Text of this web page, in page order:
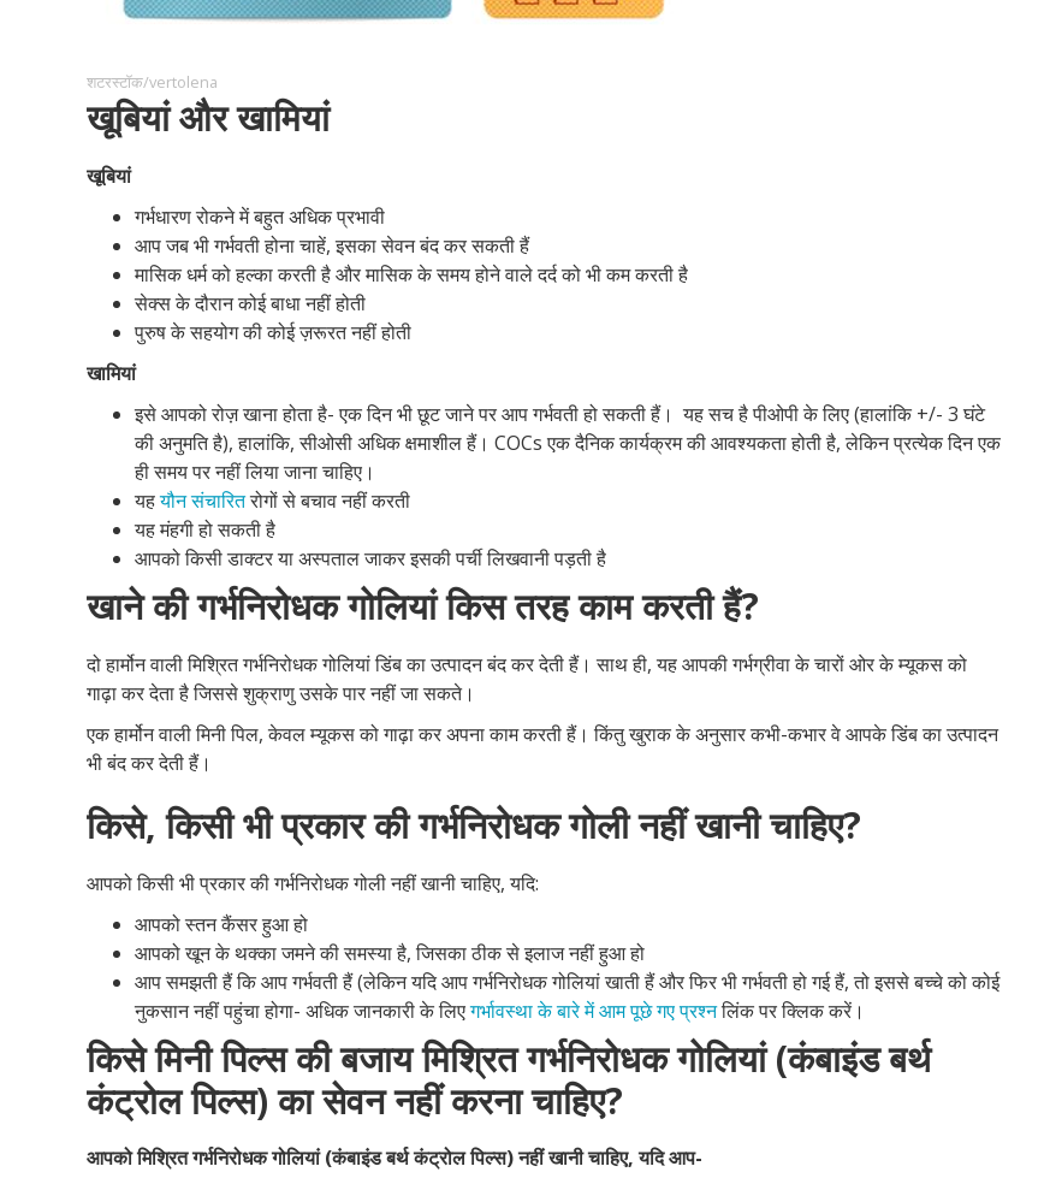
शटरस्टॉक/vertolena
खूबियां और खामियां
खूबियां
गर्भधारण रोकने में बहुत अधिक प्रभावी
आप जब भी गर्भवती होना चाहें, इसका सेवन बंद कर सकती हैं
मासिक धर्म को हल्का करती है और मासिक के समय होने वाले दर्द को भी कम करती है
सेक्स के दौरान कोई बाधा नहीं होती
पुरुष के सहयोग की कोई ज़रूरत नहीं होती
खामियां
इसे आपको रोज़ खाना होता है- एक दिन भी छूट जाने पर आप गर्भवती हो सकती हैं। यह सच है पीओपी के लिए (हालांकि +/- 3 घंटे
की अनुमति है), हालांकि, सीओसी अधिक क्षमाशील हैं। COCs एक दैनिक कार्यक्रम की आवश्यकता होती है, लेकिन प्रत्येक दिन एक
ही समय पर नहीं लिया जाना चाहिए।
यहयौन संचारितरोगों से बचाव नहीं करती
यह मंहगी हो सकती है
आपको किसी डाक्टर या अस्पताल जाकर इसकी पर्ची लिखवानी पड़ती है
खाने की गर्भनिरोधक गोलियां किस तरह काम करती हैं?
दो हार्मोन वाली मिश्रित गर्भनिरोधक गोलियां डिंब का उत्पादन बंद कर देती हैं। साथ ही, यह आपकी गर्भग्रीवा के चारों ओर के म्यूकस को
गाढ़ा कर देता है जिससे शुक्राणु उसके पार नहीं जा सकते।
एक हार्मोन वाली मिनी पिल, केवल म्यूकस को गाढ़ा कर अपना काम करती हैं। किंतु खुराक के अनुसार कभी-कभार वे आपके डिंब का उत्पादन
भी बंद कर देती हैं।
किसे, किसी भी प्रकार की गर्भनिरोधक गोली नहीं खानी चाहिए?
आपको किसी भी प्रकार की गर्भनिरोधक गोली नहीं खानी चाहिए, यदि:
आपको स्तन कैंसर हुआ हो
आपको खून के थक्का जमने की समस्या है, जिसका ठीक से इलाज नहीं हुआ हो
आप समझती हैं कि आप गर्भवती हैं (लेकिन यदि आप गर्भनिरोधक गोलियां खाती हैं और फिर भी गर्भवती हो गई हैं, तो इससे बच्चे को कोई
नुकसान नहीं पहुंचा होगा- अधिक जानकारी के लिएगर्भावस्था के बारे में आम पूछे गए प्रश्नलिंक पर क्लिक करें।
किसे मिनी पिल्स की बजाय मिश्रित गर्भनिरोधक गोलियां (कंबाइंड बर्थ
कंट्रोल पिल्स) का सेवन नहीं करना चाहिए?
आपको मिश्रित गर्भनिरोधक गोलियां (कंबाइंड बर्थ कंट्रोल पिल्स) नहीं खानी चाहिए, यदि आप-